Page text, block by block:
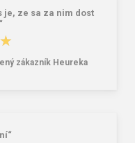
Granite 5 21747-13 Slnečné
je, ze sa za nim dost
zákazník Heureka